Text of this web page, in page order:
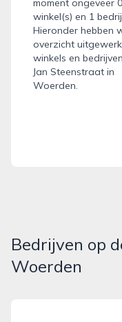
moment ongeveer 0
winkel(s) en 1
Hieronder hebben
overzicht
winkels en
Jan Steenstraat in
Woerden.
Bedrijven op
Woerden